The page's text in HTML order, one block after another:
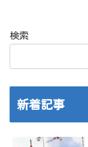
検索
新着記事